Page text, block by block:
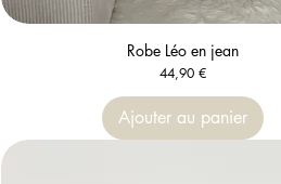
Aperçu rapide
Robe Léo en jean
Prix
44,90 €
Ajouter au panier